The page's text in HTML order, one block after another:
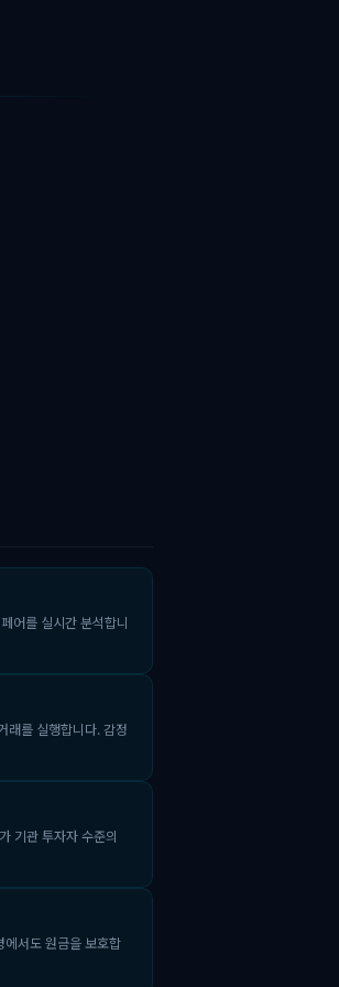
어를 실시간 분석합니
를 실행합니다. 감정
기관 투자자 수준의
서도 원금을 보호합